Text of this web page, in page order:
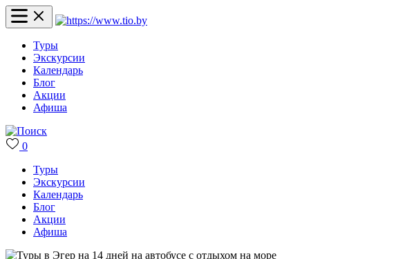
Туры
Экскурсии
Календарь
Блог
Акции
Афиша
0
Туры
Экскурсии
Календарь
Блог
Акции
Афиша